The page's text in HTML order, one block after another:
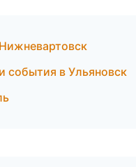
события в Ульяновск